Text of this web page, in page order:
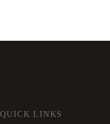
QUICK LINKS